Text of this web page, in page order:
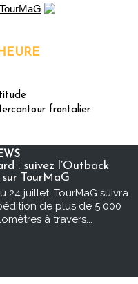
frontalier
: suivez l’Outback
TourMaG
24 juillet, TourMaG suivra
de plus de 5 000
à travers...